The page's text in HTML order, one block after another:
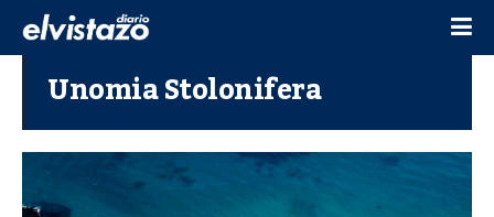
Unomia Stolonifera